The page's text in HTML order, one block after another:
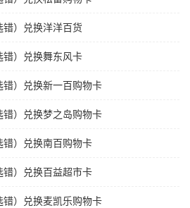
错）兑换洋洋百货
错）兑换舞东风卡
）兑换新一百购物卡
）兑换梦之岛购物卡
）兑换南百购物卡
）兑换百益超市卡
）兑换麦凯乐购物卡